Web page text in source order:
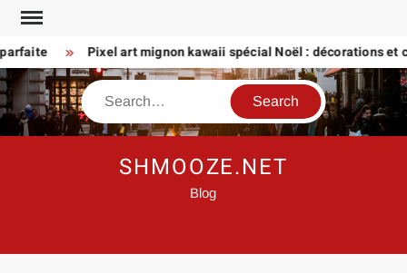
Skip
content
Pixel art mignon kawaii spécial Noël : décorations et
Search
SHMOOZE.NET
Blog